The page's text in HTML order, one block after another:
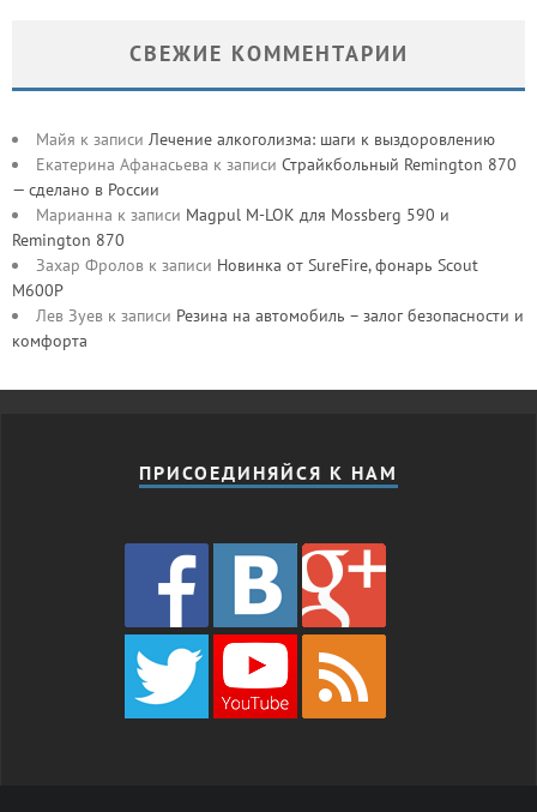
СВЕЖИЕ КОММЕНТАРИИ
Майя к записи Лечение алкоголизма: шаги к выздоровлению
Екатерина Афанасьева к записи Страйкбольный Remington 870
— сделано в России
Марианна к записи Magpul M-LOK для Mossberg 590 и
Remington 870
Захар Фролов к записи Новинка от SureFire, фонарь Scout
M600P
Лев Зуев к записи Резина на автомобиль – залог безопасности и
комфорта
ПРИСОЕДИНЯЙСЯ К НАМ